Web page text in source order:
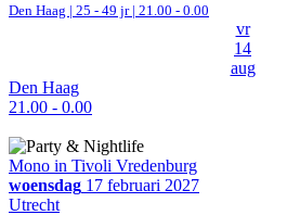
Den Haag | 25 - 49 jr | 21.00 - 0.00
vr
14
aug
Den Haag
21.00 - 0.00
Mono in Tivoli Vredenburg
woensdag 17 februari 2027
Utrecht